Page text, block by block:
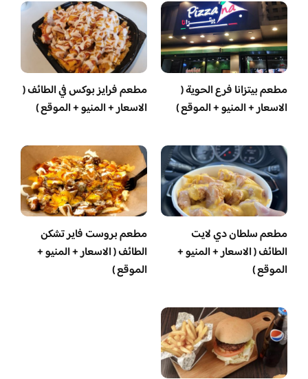
مطعم بيتزانا فرع الحوية (
الاسعار + المنيو + الموقع )
مطعم فرايز بوكس في الطائف (
الاسعار + المنيو + الموقع )
مطعم سلطان دي لايت
الطائف ( الاسعار + المنيو +
الموقع )
مطعم بروست فاير تشكن
الطائف ( الاسعار + المنيو +
الموقع )